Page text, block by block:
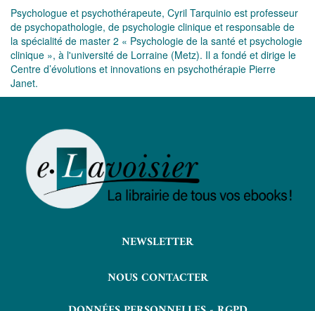
Psychologue et psychothérapeute, Cyril Tarquinio est professeur
de psychopathologie, de psychologie clinique et responsable de
la spécialité de master 2 « Psychologie de la santé et psychologie
clinique », à l'université de Lorraine (Metz). Il a fondé et dirige le
Centre d’évolutions et innovations en psychothérapie Pierre
Janet.
NEWSLETTER
NOUS CONTACTER